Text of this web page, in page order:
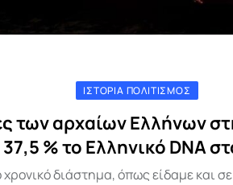
ΙΣΤΟΡΊΑ ΠΟΛΙΤΙΣΜΌΣ
των αρχαίων Ελλήνων
37,5 % το Ελληνικό DNA
χρονικό διάστημα, όπως είδαμε και